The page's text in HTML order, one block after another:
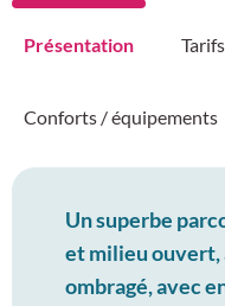
Présentation
Conforts / équipements
Un superbe
et milieu ouvert,
ombragé, avec